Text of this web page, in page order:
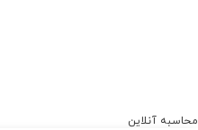
محاسبه آنلاین